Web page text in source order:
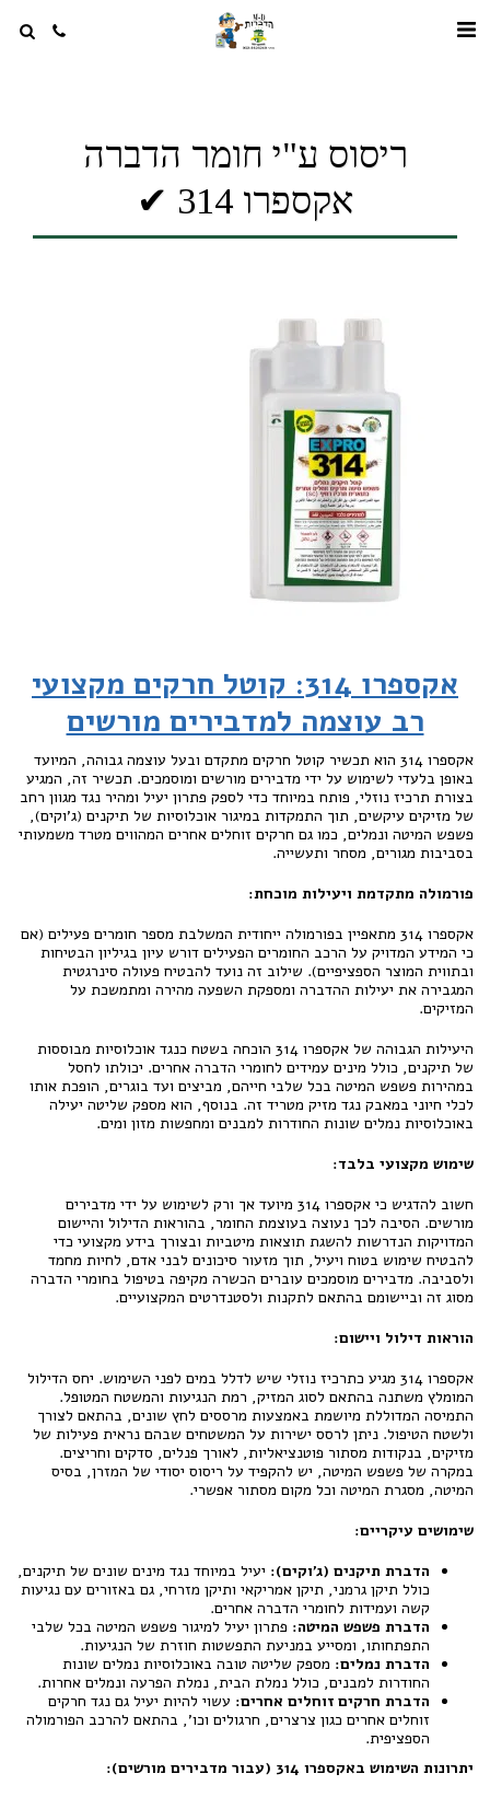
ריסוס ע"י חומר הדברה
אקספרו 314 ✔
אקספרו 314: קוטל חרקים מקצועי
רב עוצמה למדבירים מורשים
אקספרו 314 הוא תכשיר קוטל חרקים מתקדם ובעל עוצמה גבוהה, המיועד
באופן בלעדי לשימוש על ידי מדבירים מורשים ומוסמכים. תכשיר זה, המגיע
בצורת תרכיז נוזלי, פותח במיוחד כדי לספק פתרון יעיל ומהיר נגד מגוון רחב
של מזיקים עיקשים, תוך התמקדות במיגור אוכלוסיות של תיקנים (ג'וקים),
פשפש המיטה ונמלים, כמו גם חרקים זוחלים אחרים המהווים מטרד משמעותי
בסביבות מגורים, מסחר ותעשייה.
פורמולה מתקדמת ויעילות מוכחת:
אקספרו 314 מתאפיין בפורמולה ייחודית המשלבת מספר חומרים פעילים (אם
כי המידע המדויק על הרכב החומרים הפעילים דורש עיון בגיליון הבטיחות
ובתווית המוצר הספציפיים). שילוב זה נועד להבטיח פעולה סינרגטית
המגבירה את יעילות ההדברה ומספקת השפעה מהירה ומתמשכת על
המזיקים.
היעילות הגבוהה של אקספרו 314 הוכחה בשטח כנגד אוכלוסיות מבוססות
של תיקנים, כולל מינים עמידים לחומרי הדברה אחרים. יכולתו לחסל
במהירות פשפש המיטה בכל שלבי חייהם, מביצים ועד בוגרים, הופכת אותו
לכלי חיוני במאבק נגד מזיק מטריד זה. בנוסף, הוא מספק שליטה יעילה
באוכלוסיות נמלים שונות החודרות למבנים ומחפשות מזון ומים.
שימוש מקצועי בלבד:
חשוב להדגיש כי אקספרו 314 מיועד אך ורק לשימוש על ידי מדבירים
מורשים. הסיבה לכך נעוצה בעוצמת החומר, בהוראות הדילול והיישום
המדויקות הנדרשות להשגת תוצאות מיטביות ובצורך בידע מקצועי כדי
להבטיח שימוש בטוח ויעיל, תוך מזעור סיכונים לבני אדם, לחיות מחמד
ולסביבה. מדבירים מוסמכים עוברים הכשרה מקיפה בטיפול בחומרי הדברה
מסוג זה וביישומם בהתאם לתקנות ולסטנדרטים המקצועיים.
הוראות דילול ויישום:
אקספרו 314 מגיע כתרכיז נוזלי שיש לדלל במים לפני השימוש. יחס הדילול
המומלץ משתנה בהתאם לסוג המזיק, רמת הנגיעות והמשטח המטופל.
התמיסה המדוללת מיושמת באמצעות מרססים לחץ שונים, בהתאם לצורך
ולשטח הטיפול. ניתן לרסס ישירות על המשטחים שבהם נראית פעילות של
מזיקים, בנקודות מסתור פוטנציאליות, לאורך פנלים, סדקים וחריצים.
במקרה של פשפש המיטה, יש להקפיד על ריסוס יסודי של המזרן, בסיס
המיטה, מסגרת המיטה וכל מקום מסתור אפשרי.
שימושים עיקריים:
הדברת תיקנים (ג'וקים): יעיל במיוחד נגד מינים שונים של תיקנים,
כולל תיקן גרמני, תיקן אמריקאי ותיקן מזרחי, גם באזורים עם נגיעות
קשה ועמידות לחומרי הדברה אחרים.
הדברת פשפש המיטה: פתרון יעיל למיגור פשפש המיטה בכל שלבי
התפתחותו, ומסייע במניעת התפשטות חוזרת של הנגיעות.
הדברת נמלים: מספק שליטה טובה באוכלוסיות נמלים שונות
החודרות למבנים, כולל נמלת הבית, נמלת הפרעה ונמלים אחרות.
הדברת חרקים זוחלים אחרים: עשוי להיות יעיל גם נגד חרקים
זוחלים אחרים כגון צרצרים, חרגולים וכו', בהתאם להרכב הפורמולה
הספציפית.
יתרונות השימוש באקספרו 314 (עבור מדבירים מורשים):